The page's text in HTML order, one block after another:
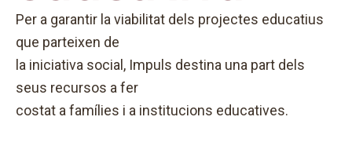
Per a garantir la viabilitat dels projectes educatius
que parteixen de
la iniciativa social, Impuls destina una part dels
seus recursos a fer
costat a famílies i a institucions educatives.